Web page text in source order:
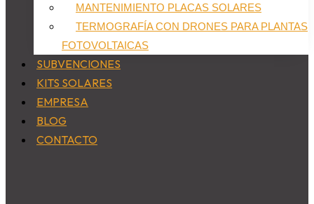
MANTENIMIENTO PLACAS SOLARES
TERMOGRAFÍA CON DRONES PARA PLANTAS
FOTOVOLTAICAS
SUBVENCIONES
KITS SOLARES
EMPRESA
BLOG
CONTACTO